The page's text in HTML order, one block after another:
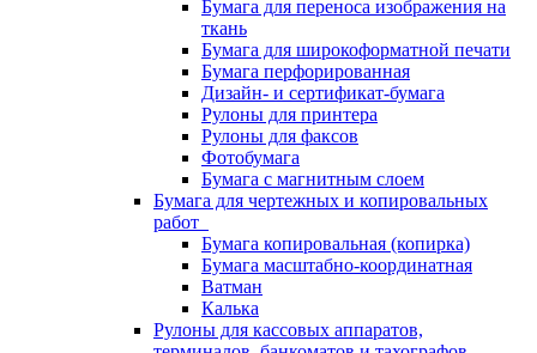
Бумага для переноса изображения на
ткань
Бумага для широкоформатной печати
Бумага перфорированная
Дизайн- и сертификат-бумага
Рулоны для принтера
Рулоны для факсов
Фотобумага
Бумага с магнитным слоем
Бумага для чертежных и копировальных
работ
Бумага копировальная (копирка)
Бумага масштабно-координатная
Ватман
Калька
Рулоны для кассовых аппаратов,